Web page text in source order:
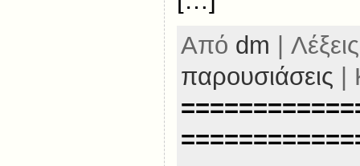
Από dm |
παρουσιάσεις |